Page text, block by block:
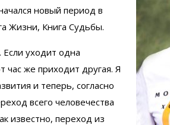
новый период в
Жизни, Книга Судьбы.
уходит одна
час же приходит другая. Я
и теперь, согласно
всего человечества
известно, переход из